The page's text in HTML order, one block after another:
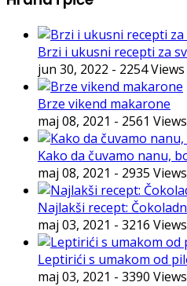
Brzi i ukusni recepti za
jun 30, 2022 - 2254 Views
Brze vikend makarone
maj 08, 2021 - 2561 Views
Kako da čuvamo nanu,
maj 08, 2021 - 2935 Views
Najlakši recept:
maj 03, 2021 - 3216 Views
Leptirići s umakom od
maj 03, 2021 - 3390 Views